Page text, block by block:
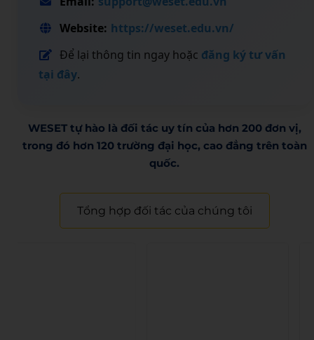
Website: https://weset.edu.vn/
Để lại thông tin ngay hoặc đăng ký tư vấn
tại đây.
WESET tự hào là đối tác uy tín của hơn 200 đơn vị,
trong đó hơn 120 trường đại học, cao đẳng trên toàn
quốc.​
Tổng hợp đối tác của chúng tôi